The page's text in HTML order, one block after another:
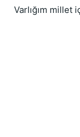
Varlığım millet